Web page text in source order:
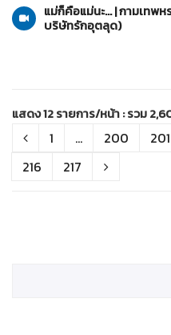
แม่ก็คือแม่นะ... | กามเทพ
บริษัทรักอุตลุด)
แสดง 12 รายการ/หน้า : รวม
1 ... 200 201
216
217